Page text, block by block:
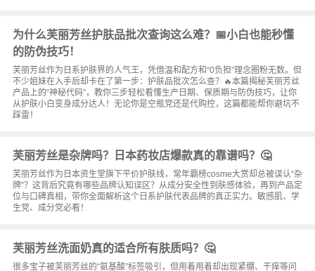
为什么芙丽芳丝护肤品批次查询这么难？📅小白也能秒懂
的防伪技巧！
芙丽芳丝作为日系护肤界的人气王，凭借温和配方和“0负担”理念圈粉无数。但
不少姐妹在入手后却卡在了第一步：护肤品批次怎么查？🔥本篇揭秘芙丽芳丝
产品上的“神秘代码”，教你三步轻松看懂生产日期、保质期与防伪技巧，让你
从护肤小白变身成分达人！无论你是空瓶党还是代购控，这篇都能帮你避坑不
踩雷！
芙丽芳丝是杂牌吗？日本药妆店爆款真的靠谱吗？🤔
芙丽芳丝作为日本资生堂旗下平价护肤线，常年霸榜cosme大赏却总被误认“杂
牌”？这背后究竟有哪些品牌认知误区？从成分安全性到肤感体验，再到产品定
位与口碑真相，带你全面解析这个日系护肤代表品牌的真正实力。敏感肌、学
生党、成分党必看！
芙丽芳丝洗面奶真的适合所有肤质吗？🤔
很多宝子被芙丽芳丝的“氨基酸”标签吸引，但用着用着却出现紧绷、干痒等问